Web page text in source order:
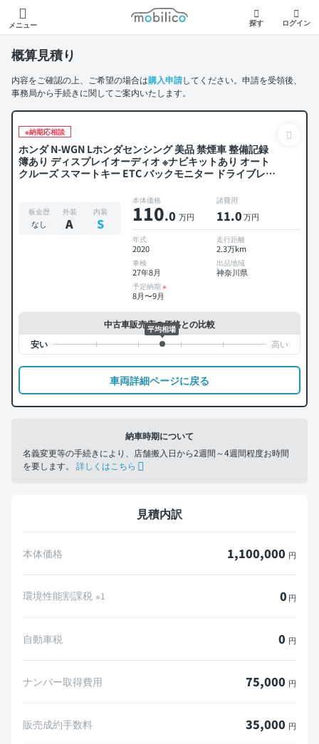
メニュー
モビリコ
探す ログイン
概算見積り
内容をご確認の上、ご希望の場合は購入申請してください。申請を受領後、
事務局から手続きに関してご案内いたします。
※納期応相談
ホンダ N-WGN Lホンダセンシング 美品 禁煙車 整備記録
簿あり ディスプレイオーディオ ※ナビキットあり オート
クルーズ スマートキー ETC バックモニター ドライブレコ
板金歴
なし
外装
A
内装
S
本体価格
110.0 万円
諸費用
11.0万円
年式
2020
走行距離
2.3万km
車検
27年8月
出品地域
神奈川県
予定納期 ※
8月〜9月
中古車販売店の価格との比較
平均相場
車両詳細ページに戻る
納車時期について
名義変更等の手続きにより、店舗搬入日から2週間～4週間程度お時間
を要します。 詳しくはこちら
見積内訳
本体価格 1,100,000 円
環境性能割課税 ※1 0 円
自動車税 0 円
ナンバー取得費用 75,000 円
販売成約手数料 35,000 円